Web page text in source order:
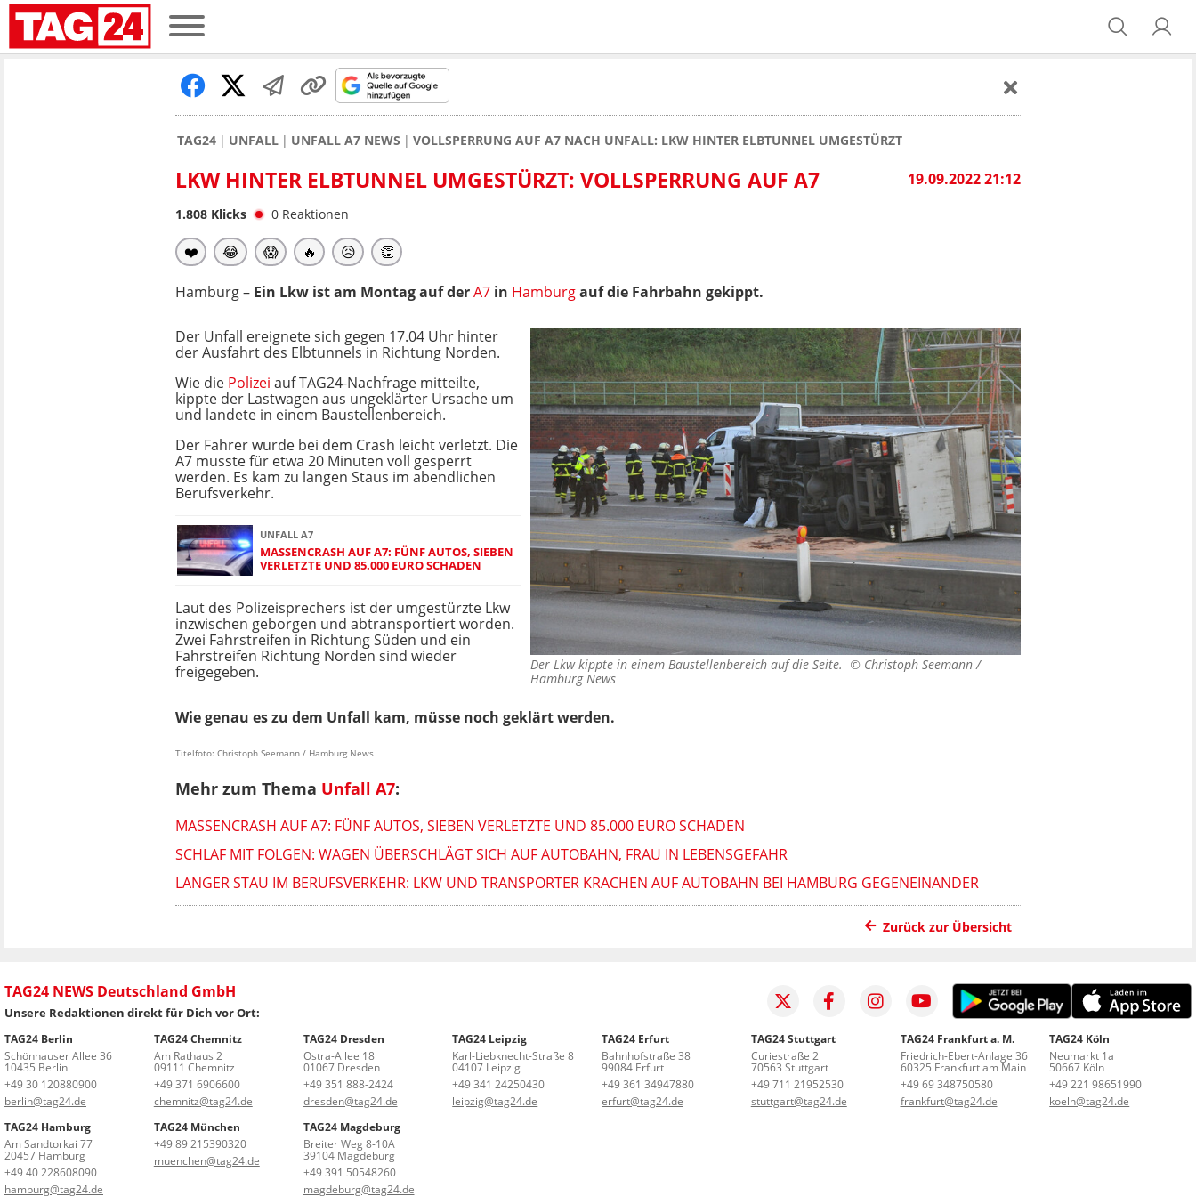
TAG24 UNFALL UNFALL A7 NEWS VOLLSPERRUNG AUF A7 NACH UNFALL: LKW HINTER ELBTUNNEL UMGESTÜRZT
19.09.2022 21:12
LKW HINTER ELBTUNNEL UMGESTÜRZT: VOLLSPERRUNG AUF A7
1.808 Klicks 0 Reaktionen
❤️ 😂 😱 🔥 😥 👏
Hamburg – Ein Lkw ist am Montag auf derA7 in Hamburgauf die Fahrbahn gekippt.
Der Lkw kippte in einem Baustellenbereich auf die Seite. © Christoph Seemann /
Hamburg News
Der Unfall ereignete sich gegen 17.04 Uhr hinter
der Ausfahrt des Elbtunnels in Richtung Norden.
Wie die Polizei auf TAG24-Nachfrage mitteilte,
kippte der Lastwagen aus ungeklärter Ursache um
und landete in einem Baustellenbereich.
Der Fahrer wurde bei dem Crash leicht verletzt. Die
A7 musste für etwa 20 Minuten voll gesperrt
werden. Es kam zu langen Staus im abendlichen
Berufsverkehr.
UNFALL A7
MASSENCRASH AUF A7: FÜNF AUTOS, SIEBEN
VERLETZTE UND 85.000 EURO SCHADEN
Laut des Polizeisprechers ist der umgestürzte Lkw
inzwischen geborgen und abtransportiert worden.
Zwei Fahrstreifen in Richtung Süden und ein
Fahrstreifen Richtung Norden sind wieder
freigegeben.
Wie genau es zu dem Unfall kam, müsse noch geklärt werden.
Titelfoto: Christoph Seemann / Hamburg News
Mehr zum Thema Unfall A7:
MASSENCRASH AUF A7: FÜNF AUTOS, SIEBEN VERLETZTE UND 85.000 EURO SCHADEN
SCHLAF MIT FOLGEN: WAGEN ÜBERSCHLÄGT SICH AUF AUTOBAHN, FRAU IN LEBENSGEFAHR
LANGER STAU IM BERUFSVERKEHR: LKW UND TRANSPORTER KRACHEN AUF AUTOBAHN BEI HAMBURG GEGENEINANDER
Zurück zur Übersicht
TAG24 NEWS Deutschland GmbH
Unsere Redaktionen direkt für Dich vor Ort:
TAG24 Berlin
Schönhauser Allee 36
10435 Berlin
+49 30 120880900
berlin@tag24.de
TAG24 Chemnitz
Am Rathaus 2
09111 Chemnitz
+49 371 6906600
chemnitz@tag24.de
TAG24 Dresden
Ostra-Allee 18
01067 Dresden
+49 351 888-2424
dresden@tag24.de
TAG24 Leipzig
Karl-Liebknecht-Straße 8
04107 Leipzig
+49 341 24250430
leipzig@tag24.de
TAG24 Erfurt
Bahnhofstraße 38
99084 Erfurt
+49 361 34947880
erfurt@tag24.de
TAG24 Stuttgart
Curiestraße 2
70563 Stuttgart
+49 711 21952530
stuttgart@tag24.de
TAG24 Frankfurt a. M.
Friedrich-Ebert-Anlage 36
60325 Frankfurt am Main
+49 69 348750580
frankfurt@tag24.de
TAG24 Köln
Neumarkt 1a
50667 Köln
+49 221 98651990
koeln@tag24.de
TAG24 Hamburg
Am Sandtorkai 77
20457 Hamburg
+49 40 228608090
hamburg@tag24.de
TAG24 München
+49 89 215390320
muenchen@tag24.de
TAG24 Magdeburg
Breiter Weg 8-10A
39104 Magdeburg
+49 391 50548260
magdeburg@tag24.de